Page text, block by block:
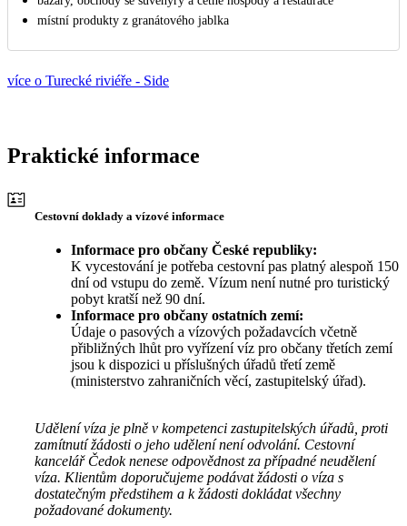
místní produkty z granátového jablka
více o Turecké riviéře - Side
Praktické informace
Cestovní doklady a vízové informace
Informace pro občany České republiky:
K vycestování je potřeba cestovní pas platný alespoň 150
dní od vstupu do země. Vízum není nutné pro turistický
pobyt kratší než 90 dní.
Informace pro občany ostatních zemí:
Údaje o pasových a vízových požadavcích včetně
přibližných lhůt pro vyřízení víz pro občany třetích zemí
jsou k dispozici u příslušných úřadů třetí země
(ministerstvo zahraničních věcí, zastupitelský úřad).
Udělení víza je plně v kompetenci zastupitelských úřadů, proti
zamítnutí žádosti o jeho udělení není odvolání. Cestovní
kancelář Čedok nenese odpovědnost za případné neudělení
víza. Klientům doporučujeme podávat žádosti o víza s
dostatečným předstihem a k žádosti dokládat všechny
požadované dokumenty.